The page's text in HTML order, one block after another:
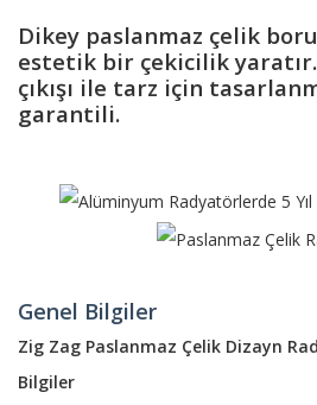
Dikey paslanmaz çelik
estetik bir çekicilik yaratır.
çıkışı ile tarz için
garantili.
Genel Bilgiler
Zig Zag Paslanmaz Çelik Dizayn
Bilgiler